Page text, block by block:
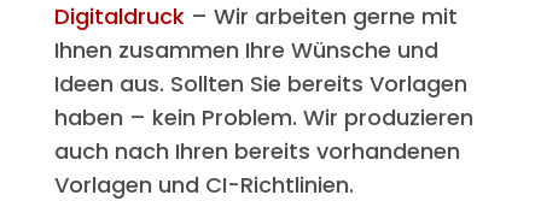
Digitaldruck– Wir arbeiten gerne mit
Ihnen zusammen Ihre Wünsche und
Ideen aus. Sollten Sie bereits Vorlagen
haben – kein Problem. Wir produzieren
auch nach Ihren bereits vorhandenen
Vorlagen und CI-Richtlinien.